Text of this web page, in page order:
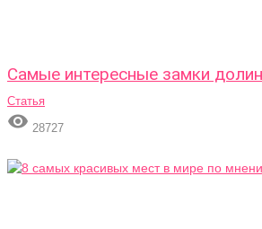
Самые интересные замки
Статья
 28727